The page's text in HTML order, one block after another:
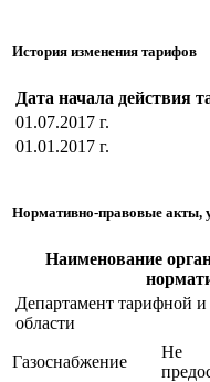
История изменения тарифов
Дата начала действия
01.07.2017 г.
01.01.2017 г.
Нормативно-правовые акты,
Наименование
Департамент тарифной
области
Газоснабжение
Не